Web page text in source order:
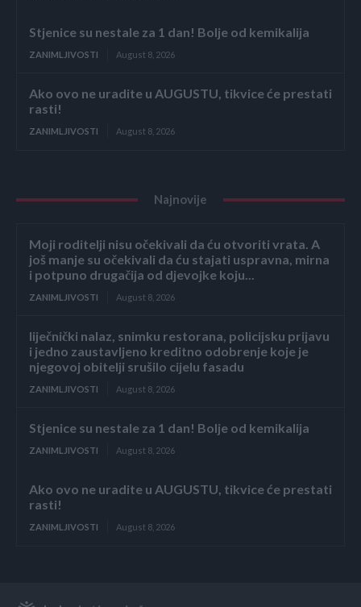
Stjenice su nestale za 1 dan! Bolje od kemikalija
ZANIMLJIVOSTI August 8, 2026
Ako ovo ne uradite u AUGUSTU, tikvice će prestati
rasti!
ZANIMLJIVOSTI August 8, 2026
Najnovije
Moji roditelji nisu očekivali da ću otvoriti vrata. A
još manje su očekivali da ću stajati uspravna, mirna
i potpuno drugačija od djevojke koju...
ZANIMLJIVOSTI August 8, 2026
liječnički nalaz, snimku restorana, policijsku prijavu
i jedno zaustavljeno kreditno odobrenje koje je
njegovoj obitelji srušilo cijelu fasadu
ZANIMLJIVOSTI August 8, 2026
Stjenice su nestale za 1 dan! Bolje od kemikalija
ZANIMLJIVOSTI August 8, 2026
Ako ovo ne uradite u AUGUSTU, tikvice će prestati
rasti!
ZANIMLJIVOSTI August 8, 2026